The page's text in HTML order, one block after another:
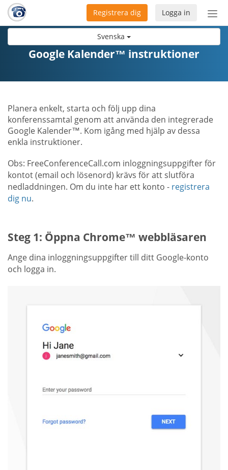
Svenska
Logga in
Registrera dig
Google Kalender™ instruktioner
Planera enkelt, starta och följ upp dina
konferenssamtal genom att använda den integrerade
Google Kalender™. Kom igång med hjälp av dessa
enkla instruktioner.
Obs: FreeConferenceCall.com inloggningsuppgifter för
kontot (email och lösenord) krävs för att slutföra
nedladdningen. Om du inte har ett konto - registrera
dig nu.
Steg 1: Öppna Chrome™ webbläsaren
Ange dina inloggningsuppgifter till ditt Google-konto
och logga in.